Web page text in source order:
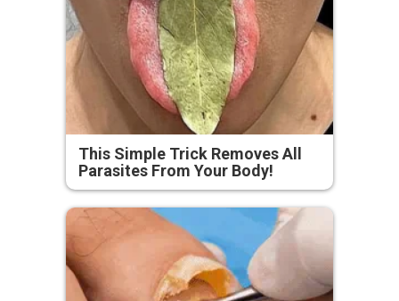
This Simple Trick Removes All
Parasites From Your Body!